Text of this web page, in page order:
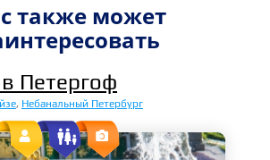
также может
в Петергоф
, Небанальный Петербург
 